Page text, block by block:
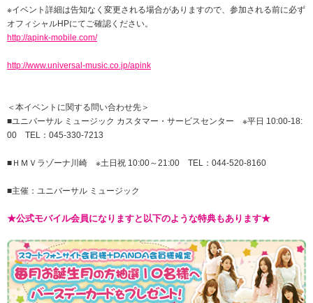
※イベント詳細は告知なく変更される場合がありますので、参加される前に必ず
オフィシャルHPにてご確認ください。
http://apink-mobile.com/
http://www.universal-music.co.jp/apink
＜本イベントに関する問い合わせ先＞
■ユニバーサル ミュージック カスタマー・サービスセンター ※平日 10:00-18:
00 TEL：045-330-7213
■ＨＭＶラゾーナ川崎 ※土日祝 10:00～21:00 TEL：044-520-8160
■主催：ユニバーサル ミュージック
★公式モバイル会員になりますと以下のような特典もあります★